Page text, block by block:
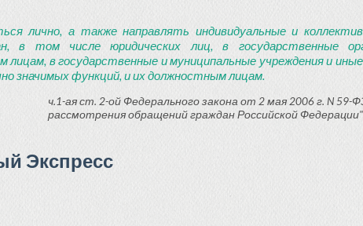
лично, а также направлять индивидуальные и
в том числе юридических лиц, в государственные
лицам, в государственные и муниципальные учреждения и
значимых функций, и их должностным лицам.
ч.1-ая ст. 2-ой Федерального закона от 2 мая 2006 г. N 59-
рассмотрения обращений граждан Российской Федерации"
Экспресс